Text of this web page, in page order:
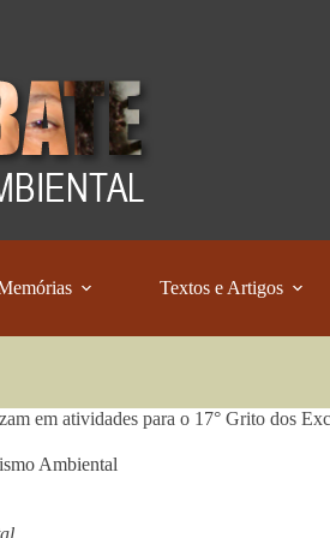
Textos e Artigos
em atividades para o 17° Grito dos
Ambiental